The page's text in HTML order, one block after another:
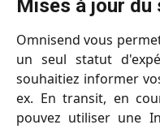
Mises à jour
Omnisend vous
un seul statut
souhaitiez informer
ex. En transit, en
pouvez utiliser une